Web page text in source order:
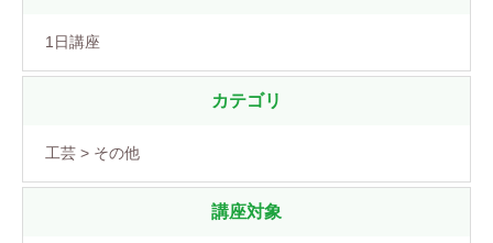
1日講座
カテゴリ
工芸 > その他
講座対象